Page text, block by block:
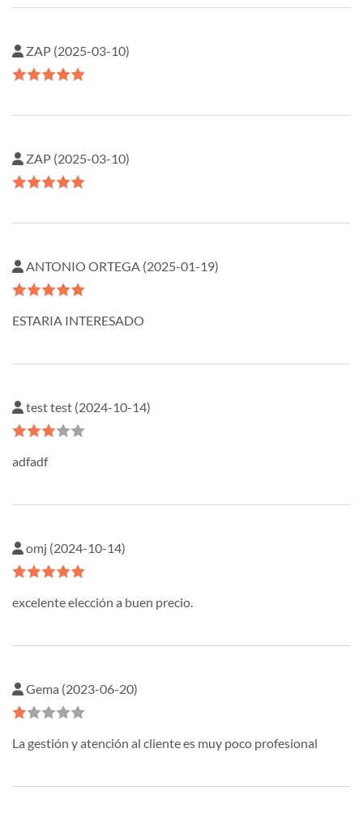
ZAP (2025-03-10)
ZAP (2025-03-10)
ANTONIO ORTEGA (2025-01-19)
ESTARIA INTERESADO
test test (2024-10-14)
adfadf
omj (2024-10-14)
excelente elección a buen precio.
Gema (2023-06-20)
La gestión y atención al cliente es muy poco profesional